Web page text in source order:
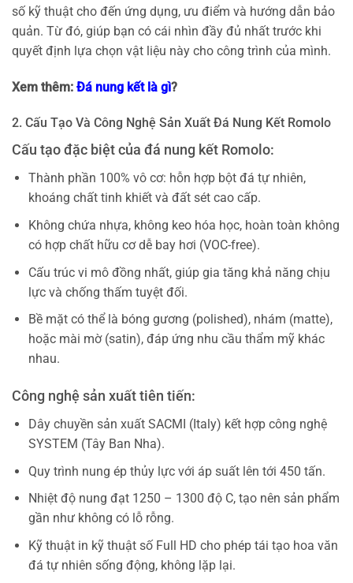
số kỹ thuật cho đến ứng dụng, ưu điểm và hướng dẫn bảo
quản. Từ đó, giúp bạn có cái nhìn đầy đủ nhất trước khi
quyết định lựa chọn vật liệu này cho công trình của mình.
Xem thêm: Đá nung kết là gì?
2. Cấu Tạo Và Công Nghệ Sản Xuất Đá Nung Kết Romolo
Cấu tạo đặc biệt của đá nung kết Romolo:
Thành phần 100% vô cơ: hỗn hợp bột đá tự nhiên,
khoáng chất tinh khiết và đất sét cao cấp.
Không chứa nhựa, không keo hóa học, hoàn toàn không
có hợp chất hữu cơ dễ bay hơi (VOC-free).
Cấu trúc vi mô đồng nhất, giúp gia tăng khả năng chịu
lực và chống thấm tuyệt đối.
Bề mặt có thể là bóng gương (polished), nhám (matte),
hoặc mài mờ (satin), đáp ứng nhu cầu thẩm mỹ khác
nhau.
Công nghệ sản xuất tiên tiến:
Dây chuyền sản xuất SACMI (Italy) kết hợp công nghệ
SYSTEM (Tây Ban Nha).
Quy trình nung ép thủy lực với áp suất lên tới 450 tấn.
Nhiệt độ nung đạt 1250 – 1300 độ C, tạo nên sản phẩm
gần như không có lỗ rỗng.
Kỹ thuật in kỹ thuật số Full HD cho phép tái tạo hoa văn
đá tự nhiên sống động, không lặp lại.